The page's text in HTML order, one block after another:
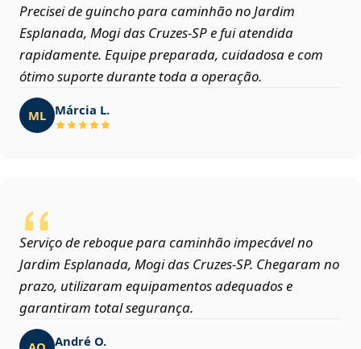
Precisei de guincho para caminhão no Jardim
Esplanada, Mogi das Cruzes‑SP e fui atendida
rapidamente. Equipe preparada, cuidadosa e com
ótimo suporte durante toda a operação.
ML Márcia L.
Serviço de reboque para caminhão impecável no
Jardim Esplanada, Mogi das Cruzes‑SP. Chegaram no
prazo, utilizaram equipamentos adequados e
garantiram total segurança.
André O.